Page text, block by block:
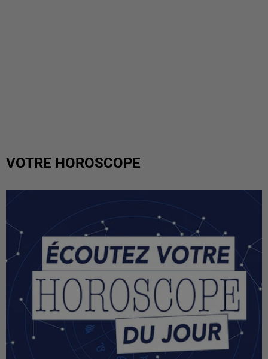
VOTRE HOROSCOPE